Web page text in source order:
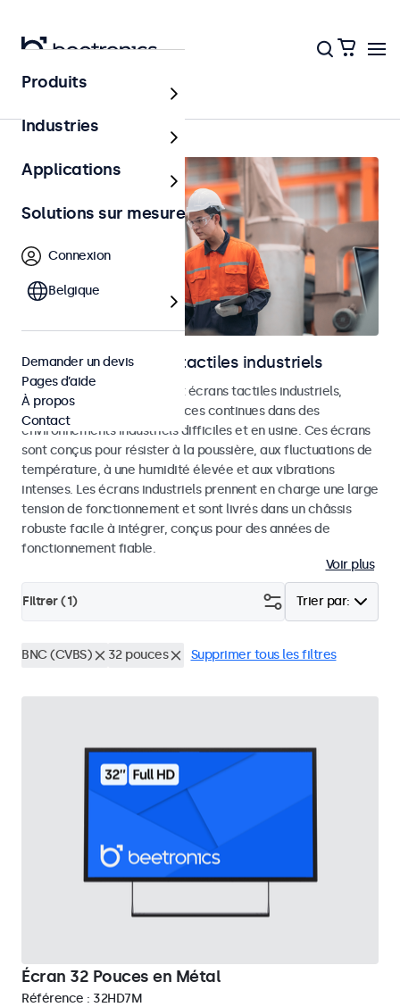
Accueil
Moniteurs et écrans tactiles industriels
Découvrez nos moniteurs et écrans tactiles industriels,
conçus pour des performances continues dans des
environnements industriels difficiles et en usine. Ces écrans
sont conçus pour résister à la poussière, aux fluctuations de
température, à une humidité élevée et aux vibrations
intenses. Les écrans industriels prennent en charge une large
tension de fonctionnement et sont livrés dans un châssis
robuste facile à intégrer, conçus pour des années de
fonctionnement fiable.
Voir plus
Trier par:
Filtrer (1)
BNC (CVBS) 32 pouces Supprimer tous les filtres
Écran 32 Pouces en Métal
Référence : 32HD7M
Produits
Industries
Applications
Solutions sur mesure
Connexion
Belgique
Demander un devis
Pages d’aide
À propos
Contact